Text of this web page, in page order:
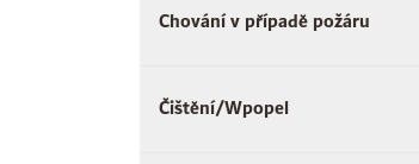
Chování v případě požáru
Čištění/Wpopel